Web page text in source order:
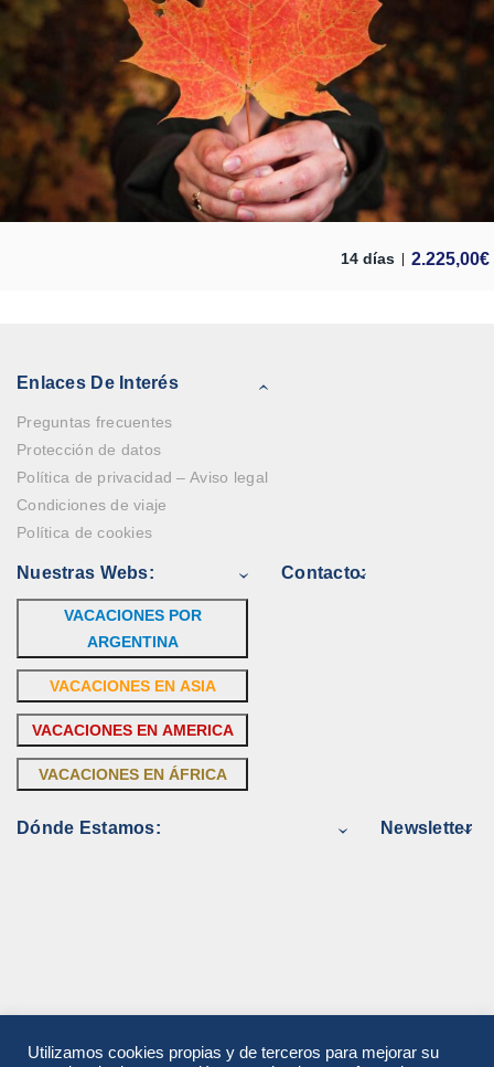
14 días 2.225,00€
Enlaces De Interés
Preguntas frecuentes
Protección de datos
Política de privacidad – Aviso legal
Condiciones de viaje
Política de cookies
Nuestras Webs:
VACACIONES POR
ARGENTINA
VACACIONES EN ASIA
VACACIONES EN AMERICA
VACACIONES EN ÁFRICA
Contacto:
Dónde Estamos: Newsletter
Utilizamos cookies propias y de terceros para mejorar su